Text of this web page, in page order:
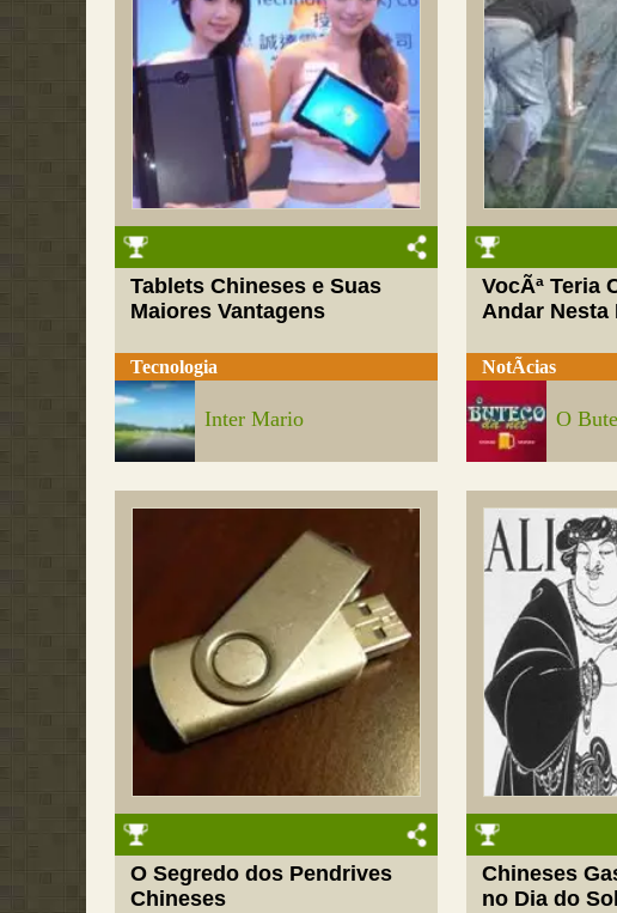
Tablets Chineses e Suas
Maiores Vantagens
Tecnologia
Inter Mario
VocÃª Teria
Andar Nesta
NotÃ­cias
O
O Segredo dos Pendrives
Chineses
Chineses
no Dia do